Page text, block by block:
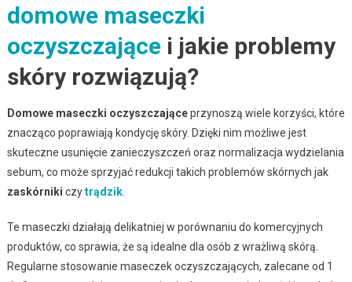
domowe maseczki
oczyszczającei jakie problemy
skóry rozwiązują?
Domowe maseczki oczyszczająceprzynoszą wiele korzyści, które
znacząco poprawiają kondycję skóry. Dzięki nim możliwe jest
skuteczne usunięcie zanieczyszczeń oraz normalizacja wydzielania
sebum, co może sprzyjać redukcji takich problemów skórnych jak
zaskórniki czytrądzik.
Te maseczki działają delikatniej w porównaniu do komercyjnych
produktów, co sprawia, że są idealne dla osób z wrażliwą skórą.
Regularne stosowanie maseczek oczyszczających, zalecane od 1